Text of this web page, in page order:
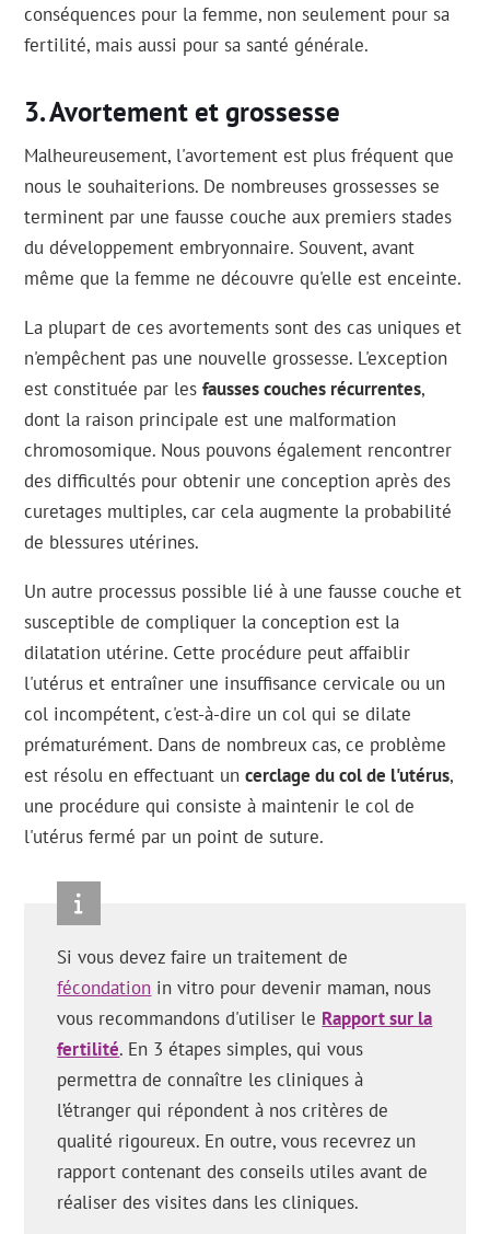
conséquences pour la femme, non seulement pour sa
fertilité, mais aussi pour sa santé générale.
Avortement et grossesse
Malheureusement, l'avortement est plus fréquent que
nous le souhaiterions. De nombreuses grossesses se
terminent par une fausse couche aux premiers stades
du développement embryonnaire. Souvent, avant
même que la femme ne découvre qu'elle est enceinte.
La plupart de ces avortements sont des cas uniques et
n'empêchent pas une nouvelle grossesse. L'exception
est constituée par lesfausses couches récurrentes,
dont la raison principale est une malformation
chromosomique. Nous pouvons également rencontrer
des difficultés pour obtenir une conception après des
curetages multiples, car cela augmente la probabilité
de blessures utérines.
Un autre processus possible lié à une fausse couche et
susceptible de compliquer la conception est la
dilatation utérine. Cette procédure peut affaiblir
l'utérus et entraîner une insuffisance cervicale ou un
col incompétent, c'est-à-dire un col qui se dilate
prématurément. Dans de nombreux cas, ce problème
est résolu en effectuant uncerclage du col de l'utérus,
une procédure qui consiste à maintenir le col de
l'utérus fermé par un point de suture.
Si vous devez faire un traitement de
fécondation in vitro pour devenir maman, nous
vous recommandons d'utiliser le Rapport sur la
fertilité. En 3 étapes simples, qui vous
permettra de connaître les cliniques à
l’étranger qui répondent à nos critères de
qualité rigoureux. En outre, vous recevrez un
rapport contenant des conseils utiles avant de
réaliser des visites dans les cliniques.